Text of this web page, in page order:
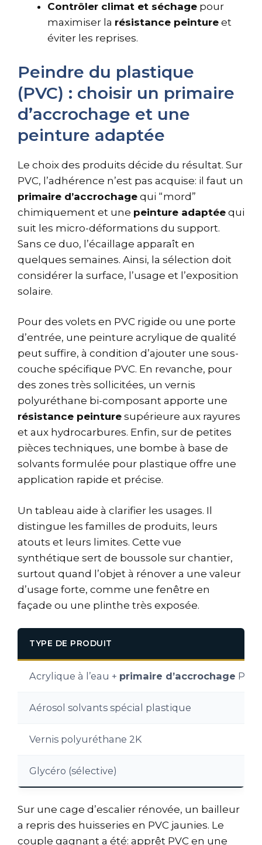
Contrôler climat et séchage pour
maximiser la résistance peinture et
éviter les reprises.
Peindre du plastique
(PVC) : choisir un primaire
d’accrochage et une
peinture adaptée
Le choix des produits décide du résultat. Sur
PVC, l’adhérence n’est pas acquise: il faut un
primaire d’accrochage qui “mord”
chimiquement et une peinture adaptée qui
suit les micro-déformations du support.
Sans ce duo, l’écaillage apparaît en
quelques semaines. Ainsi, la sélection doit
considérer la surface, l’usage et l’exposition
solaire.
Pour des volets en PVC rigide ou une porte
d’entrée, une peinture acrylique de qualité
peut suffire, à condition d’ajouter une sous-
couche spécifique PVC. En revanche, pour
des zones très sollicitées, un vernis
polyuréthane bi-composant apporte une
résistance peinture supérieure aux rayures
et aux hydrocarbures. Enfin, sur de petites
pièces techniques, une bombe à base de
solvants formulée pour plastique offre une
application rapide et précise.
Un tableau aide à clarifier les usages. Il
distingue les familles de produits, leurs
atouts et leurs limites. Cette vue
synthétique sert de boussole sur chantier,
surtout quand l’objet à rénover a une valeur
d’usage forte, comme une fenêtre en
façade ou une plinthe très exposée.
TYPE DE PRODUIT
Acrylique à l’eau + primaire d’accrochage PVC
Aérosol solvants spécial plastique
Vernis polyuréthane 2K
Glycéro (sélective)
Sur une cage d’escalier rénovée, un bailleur
a repris des huisseries en PVC jaunies. Le
couple gagnant a été: apprêt PVC en une